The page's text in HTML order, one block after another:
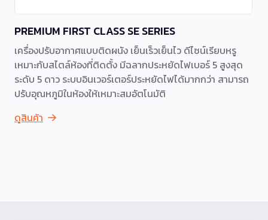
PREMIUM FIRST CLASS SE SERIES
เครื่องปรับอากาศแบบติดผนัง เย็นเร็วเย็นไว ดีไซน์เรียบหรู
เหมาะกับสไตล์ห้องที่ติดตั้ง มีฉลากประหยัดไฟเบอร์ 5 สูงสุด
ระดับ 5 ดาว ระบบอินเวอร์เตอร์ประหยัดไฟได้มากกว่า สามารถ
ปรับอุณหภูมิในห้องให้เหมาะสมอัตโนมัติ
ดูสินค้า